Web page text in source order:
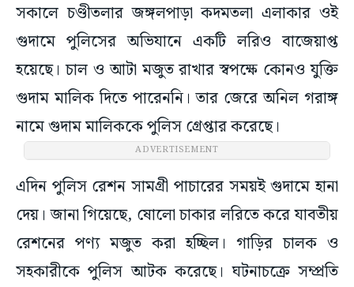
সকালে চণ্ডীতলার জঙ্গলপাড়া কদমতলা এলাকার ওই
গুদামে পুলিসের অভিযানে একটি লরিও বাজেয়াপ্ত
হয়েছে। চাল ও আটা মজুত রাখার স্বপক্ষে কোনও যুক্তি
গুদাম মালিক দিতে পারেননি। তার জেরে অনিল গরাঙ্গ
নামে গুদাম মালিককে পুলিস গ্রেপ্তার করেছে।
ADVERTISEMENT
এদিন পুলিস রেশন সামগ্রী পাচারের সময়ই গুদামে হানা
দেয়। জানা গিয়েছে, ষোলো চাকার লরিতে করে যাবতীয়
রেশনের পণ্য মজুত করা হচ্ছিল। গাড়ির চালক ও
সহকারীকে পুলিস আটক করেছে। ঘটনাচক্রে সম্প্রতি